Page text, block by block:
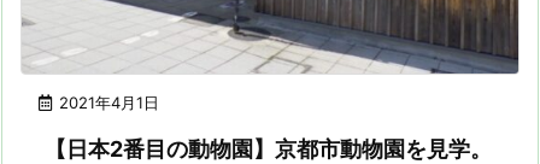
2021年4月1日
【日本2番目の動物園】京都市動物園を見学。